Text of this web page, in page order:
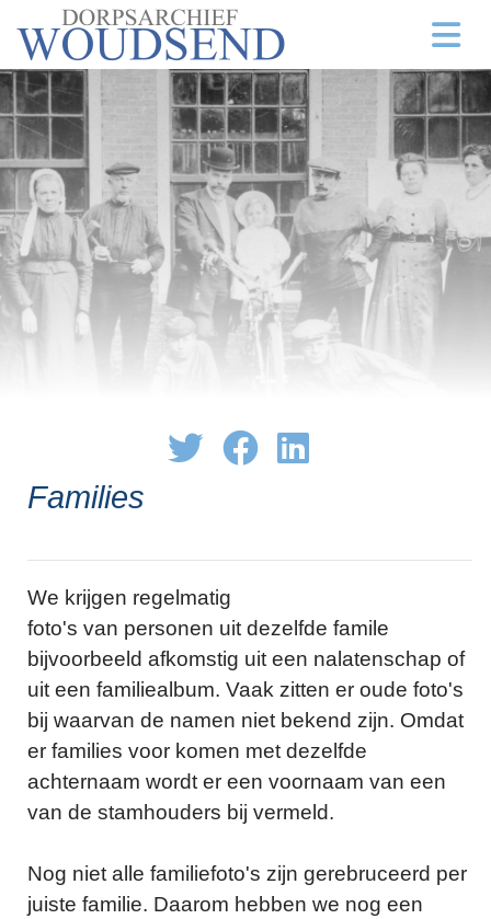
Families
We krijgen regelmatig
foto's van personen uit dezelfde famile
bijvoorbeeld afkomstig uit een nalatenschap of
uit een familiealbum. Vaak zitten er oude foto's
bij waarvan de namen niet bekend zijn. Omdat
er families voor komen met dezelfde
achternaam wordt er een voornaam van een
van de stamhouders bij vermeld.
Nog niet alle familiefoto's zijn gerebruceerd per
juiste familie. Daarom hebben we nog een